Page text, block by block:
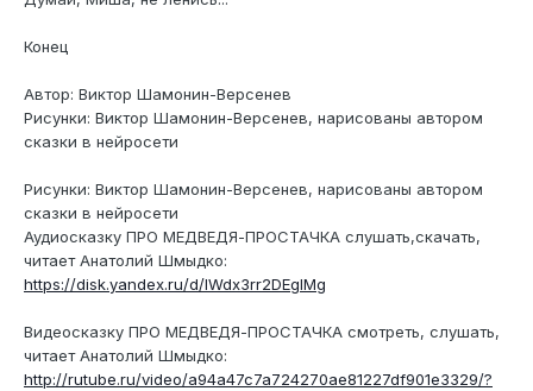
Конец
Автор: Виктор Шамонин-Версенев
Рисунки: Виктор Шамонин-Версенев, нарисованы автором
сказки в нейросети
Рисунки: Виктор Шамонин-Версенев, нарисованы автором
сказки в нейросети
Аудиосказку ПРО МЕДВЕДЯ-ПРОСТАЧКА слушать,скачать,
читает Анатолий Шмыдко:
https://disk.yandex.ru/d/lWdx3rr2DEgIMg
Видеосказку ПРО МЕДВЕДЯ-ПРОСТАЧКА смотреть, слушать,
читает Анатолий Шмыдко:
http://rutube.ru/video/a94a47c7a724270ae81227df901e3329/?